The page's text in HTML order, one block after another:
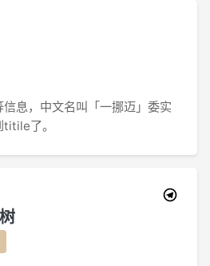
息，中文名叫「一挪迈」委实
了。